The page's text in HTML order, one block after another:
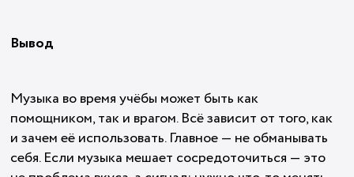
Вывод
Музыка во время учёбы может быть как
помощником, так и врагом. Всё зависит от того, как
и зачем её использовать. Главное — не обманывать
себя. Если музыка мешает сосредоточиться — это